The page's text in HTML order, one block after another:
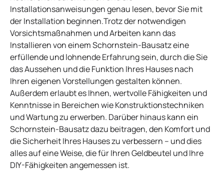
Installationsanweisungen genau lesen, bevor Sie mit
der Installation beginnen.Trotz der notwendigen
Vorsichtsmaßnahmen und Arbeiten kann das
Installieren von einem Schornstein-Bausatz eine
erfüllende und lohnende Erfahrung sein, durch die Sie
das Aussehen und die Funktion Ihres Hauses nach
Ihren eigenen Vorstellungen gestalten können.
Außerdem erlaubt es Ihnen, wertvolle Fähigkeiten und
Kenntnisse in Bereichen wie Konstruktionstechniken
und Wartung zu erwerben. Darüber hinaus kann ein
Schornstein-Bausatz dazu beitragen, den Komfort und
die Sicherheit Ihres Hauses zu verbessern – und dies
alles auf eine Weise, die für Ihren Geldbeutel und Ihre
DIY-Fähigkeiten angemessen ist.